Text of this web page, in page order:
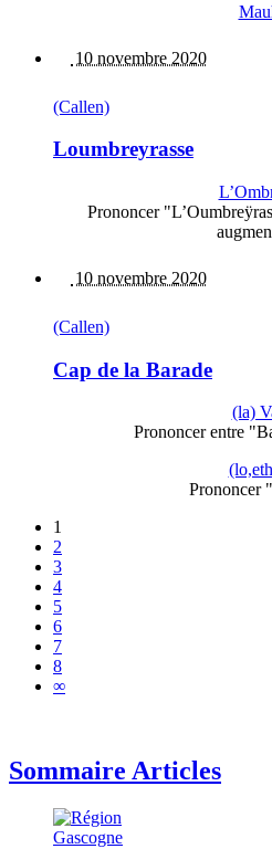
10 novembre 2020
(Callen)
Loumbreyrasse
Prononcer
10 novembre 2020
(Callen)
Cap de la Barade
(la)
Prononcer entre
Prononcer
1
2
3
4
5
6
7
8
∞
Sommaire Articles